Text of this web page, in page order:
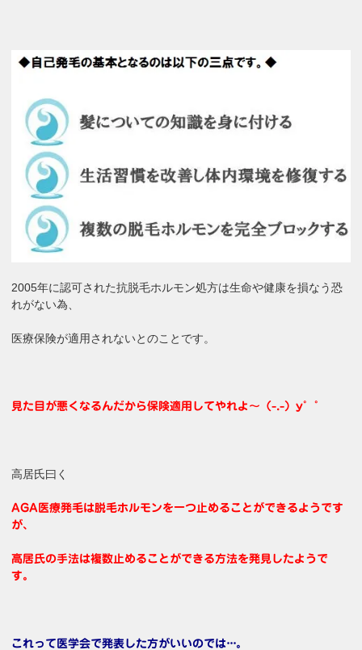
2005年に認可された抗脱毛ホルモン処方は生命や健康を損なう恐
れがない為、
医療保険が適用されないとのことです。
見た目が悪くなるんだから保険適用してやれよ〜（-.-）y゜゜
高居氏曰く
AGA医療発毛は脱毛ホルモンを一つ止めることができるようです
が、
高居氏の手法は複数止めることができる方法を発見したようで
す。
これって医学会で発表した方がいいのでは···。